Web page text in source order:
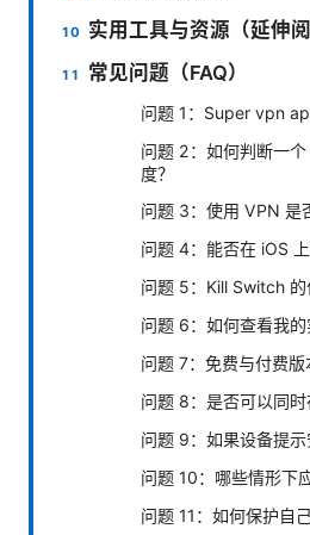
实用工具与资源（延伸阅
常见问题（FAQ）
问题 1：Super vpn
问题 2：如何判断一
度？
问题 3：使用 VPN 是
问题 4：能否在 iOS
问题 5：Kill Switch 的
问题 6：如何查看我的
问题 7：免费与付费版
问题 8：是否可以同时
问题 9：如果设备提示
问题 10：哪些情形下
问题 11：如何保护自